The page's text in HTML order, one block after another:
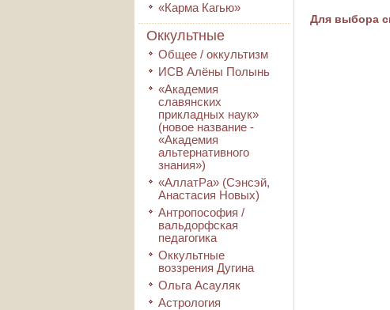
«Карма Кагью»
Оккультные
Общее / оккультизм
ИСВ Алёны Полынь
«Академия
славянских
прикладных наук»
(новое название -
«Академия
альтернативного
знания»)
«АллатРа» (Сэнсэй,
Анастасия Новых)
Антропософия /
вальдорфская
педагогика
Оккультные
воззрения Дугина
Ольга Асауляк
Астрология
Для выбора